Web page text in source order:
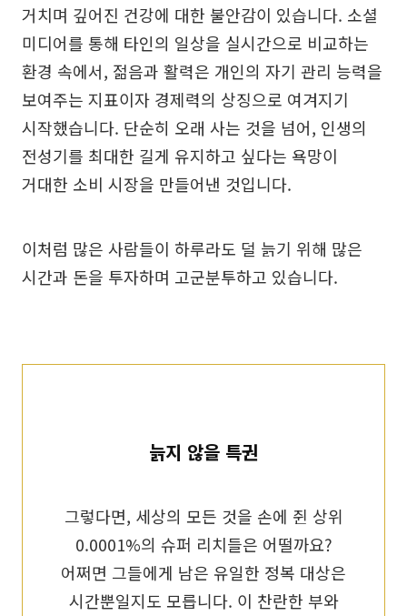
거치며 깊어진 건강에 대한 불안감이 있습니다. 소셜
미디어를 통해 타인의 일상을 실시간으로 비교하는
환경 속에서, 젊음과 활력은 개인의 자기 관리 능력을
보여주는 지표이자 경제력의 상징으로 여겨지기
시작했습니다. 단순히 오래 사는 것을 넘어, 인생의
전성기를 최대한 길게 유지하고 싶다는 욕망이
거대한 소비 시장을 만들어낸 것입니다.
이처럼 많은 사람들이 하루라도 덜 늙기 위해 많은
시간과 돈을 투자하며 고군분투하고 있습니다.
늙지 않을 특권
그렇다면, 세상의 모든 것을 손에 쥔 상위
0.0001%의 슈퍼 리치들은 어떨까요?
어쩌면 그들에게 남은 유일한 정복 대상은
시간뿐일지도 모릅니다. 이 찬란한 부와